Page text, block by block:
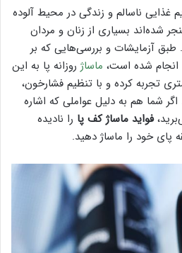
غذایی ناسالم و زندگی در محیط آلوده
شده‌اند بسیاری از زنان و مردان
طبق آزمایشات و بررسی‌هایی که بر
انجام شده است، ماساژ روزانه پا به این
تجربه کرده و با تنظیم فشارخون،
شما هم به دلیل عواملی که اشاره
فواید ماساژ کف پا را نادیده